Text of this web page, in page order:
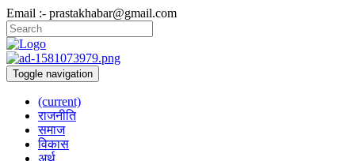
Email :- prastakhabar@gmail.com
Toggle navigation
(current)
राजनीति
समाज
विकास
अर्थ